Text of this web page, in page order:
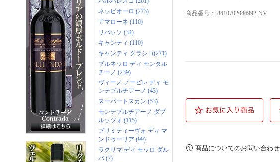
商品番号： 8410702046992-NV
商品についてのお問い合わせ